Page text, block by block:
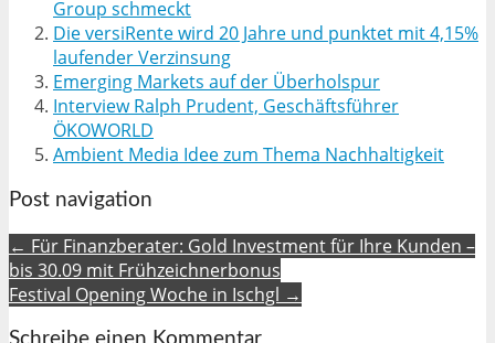
Group schmeckt
Die versiRente wird 20 Jahre und punktet mit 4,15%
laufender Verzinsung
Emerging Markets auf der Überholspur
Interview Ralph Prudent, Geschäftsführer
ÖKOWORLD
Ambient Media Idee zum Thema Nachhaltigkeit
Post navigation
← Für Finanzberater: Gold Investment für Ihre Kunden –
bis 30.09 mit Frühzeichnerbonus
Festival Opening Woche in Ischgl →